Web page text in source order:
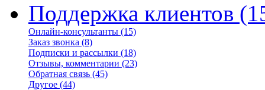
Поддержка клиентов
Онлайн-консультанты (15)
Заказ звонка (8)
Подписки и рассылки (18)
Отзывы, комментарии (23)
Обратная связь (45)
Другое (44)